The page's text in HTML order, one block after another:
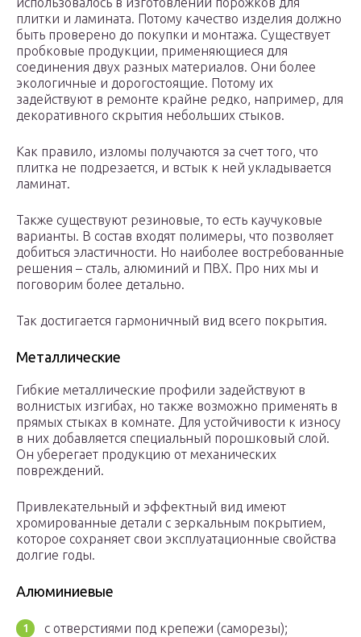
плитки и ламината. Потому качество изделия должно
быть проверено до покупки и монтажа. Существует
пробковые продукции, применяющиеся для
соединения двух разных материалов. Они более
экологичные и дорогостоящие. Потому их
задействуют в ремонте крайне редко, например, для
декоративного скрытия небольших стыков.
Как правило, изломы получаются за счет того, что
плитка не подрезается, и встык к ней укладывается
ламинат.
Также существуют резиновые, то есть каучуковые
варианты. В состав входят полимеры, что позволяет
добиться эластичности. Но наиболее востребованные
решения – сталь, алюминий и ПВХ. Про них мы и
поговорим более детально.
Так достигается гармоничный вид всего покрытия.
Металлические
Гибкие металлические профили задействуют в
волнистых изгибах, но также возможно применять в
прямых стыках в комнате. Для устойчивости к износу
в них добавляется специальный порошковый слой.
Он уберегает продукцию от механических
повреждений.
Привлекательный и эффектный вид имеют
хромированные детали с зеркальным покрытием,
которое сохраняет свои эксплуатационные свойства
долгие годы.
Алюминиевые
с отверстиями под крепежи (саморезы);